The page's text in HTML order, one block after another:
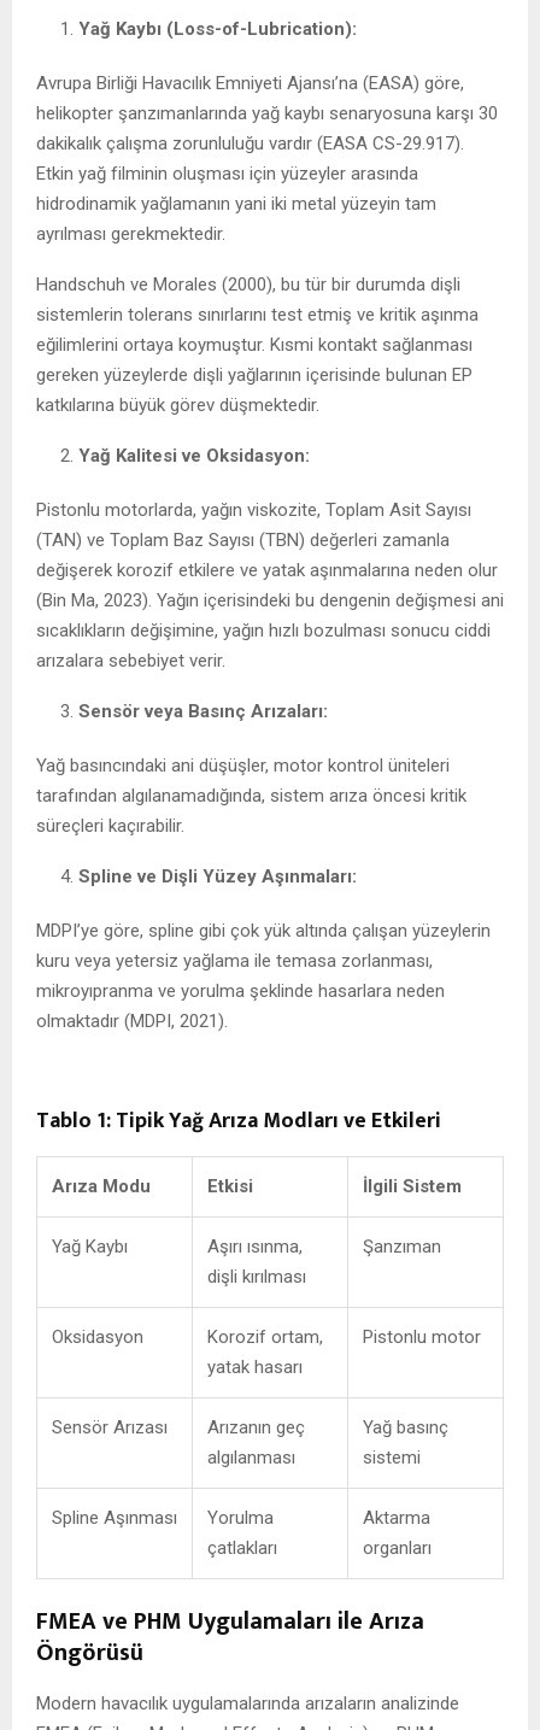
Yağ Kaybı (Loss-of-Lubrication):
Avrupa Birliği Havacılık Emniyeti Ajansı’na (EASA) göre,
helikopter şanzımanlarında yağ kaybı senaryosuna karşı 30
dakikalık çalışma zorunluluğu vardır (EASA CS-29.917).
Etkin yağ filminin oluşması için yüzeyler arasında
hidrodinamik yağlamanın yani iki metal yüzeyin tam
ayrılması gerekmektedir.
Handschuh ve Morales (2000), bu tür bir durumda dişli
sistemlerin tolerans sınırlarını test etmiş ve kritik aşınma
eğilimlerini ortaya koymuştur. Kısmi kontakt sağlanması
gereken yüzeylerde dişli yağlarının içerisinde bulunan EP
katkılarına büyük görev düşmektedir.
Yağ Kalitesi ve Oksidasyon:
Pistonlu motorlarda, yağın viskozite, Toplam Asit Sayısı
(TAN) ve Toplam Baz Sayısı (TBN) değerleri zamanla
değişerek korozif etkilere ve yatak aşınmalarına neden olur
(Bin Ma, 2023). Yağın içerisindeki bu dengenin değişmesi ani
sıcaklıkların değişimine, yağın hızlı bozulması sonucu ciddi
arızalara sebebiyet verir.
Sensör veya Basınç Arızaları:
Yağ basıncındaki ani düşüşler, motor kontrol üniteleri
tarafından algılanamadığında, sistem arıza öncesi kritik
süreçleri kaçırabilir.
Spline ve Dişli Yüzey Aşınmaları:
MDPI’ye göre, spline gibi çok yük altında çalışan yüzeylerin
kuru veya yetersiz yağlama ile temasa zorlanması,
mikroyıpranma ve yorulma şeklinde hasarlara neden
olmaktadır (MDPI, 2021).
Tablo 1: Tipik Yağ Arıza Modları ve Etkileri
Arıza Modu Etkisi İlgili Sistem
Yağ Kaybı
Aşırı ısınma,
dişli kırılması
Şanzıman
Oksidasyon
Korozif ortam,
yatak hasarı
Pistonlu motor
Sensör Arızası
Arızanın geç
algılanması
Yağ basınç
sistemi
Spline Aşınması
Yorulma
çatlakları
Aktarma
organları
FMEA ve PHM Uygulamaları ile Arıza
Öngörüsü
Modern havacılık uygulamalarında arızaların analizinde